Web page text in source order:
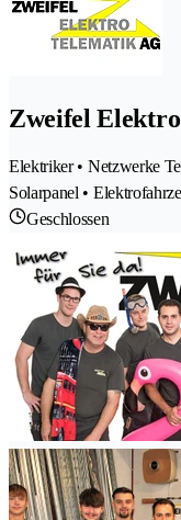
Zweifel
Elektriker • Netzwerke
Solarpanel •
Geschlossen